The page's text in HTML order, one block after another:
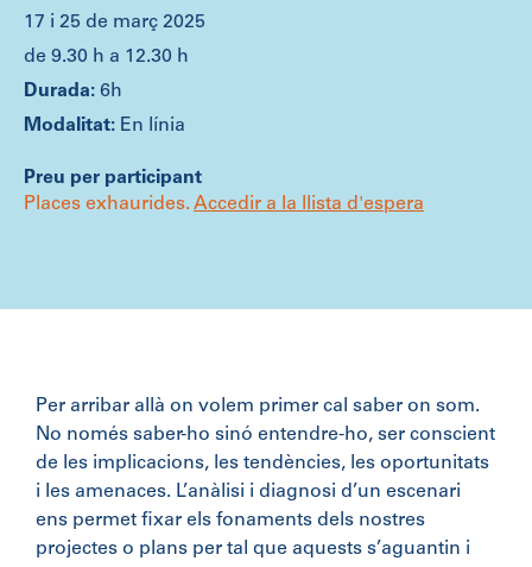
17 i 25 de març 2025
de 9.30 h a 12.30 h
6h
En línia
Preu per participant
Places exhaurides. Accedir a la llista d'espera
Per arribar allà on volem primer cal saber on som.
No només saber-ho sinó entendre-ho, ser conscient
de les implicacions, les tendències, les oportunitats
i les amenaces. L’anàlisi i diagnosi d’un escenari
ens permet fixar els fonaments dels nostres
projectes o plans per tal que aquests s’aguantin i